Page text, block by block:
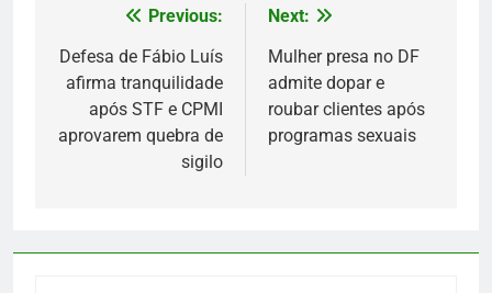
Navegação
de
Post
Previous:
Defesa de Fábio Luís
afirma tranquilidade
após STF e CPMI
aprovarem quebra de
sigilo
Next:
Mulher presa no DF
admite dopar e
roubar clientes após
programas sexuais